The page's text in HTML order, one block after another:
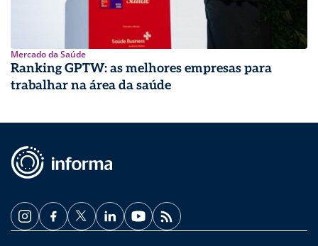
Mercado da Saúde
Ranking GPTW: as melhores empresas para
trabalhar na área da saúde